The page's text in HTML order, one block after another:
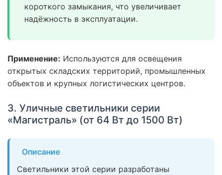
короткого замыкания, что увеличивает
надёжность в эксплуатации.
Применение: Используются для освещения
открытых складских территорий, промышленных
объектов и крупных логистических центров.
3. Уличные светильники серии
«Магистраль» (от 64 Вт до 1500 Вт)
Описание
Светильники этой серии разработаны